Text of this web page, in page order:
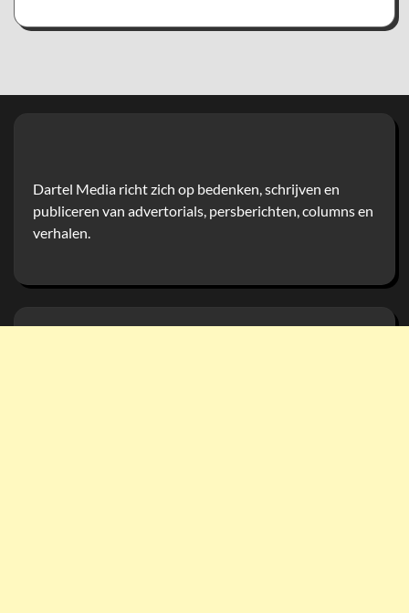
Dartel Media richt zich op bedenken, schrijven en
publiceren van advertorials, persberichten, columns en
verhalen.